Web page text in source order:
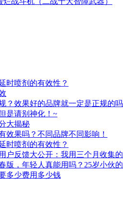
时喷剂的有效性？
？效果好的品牌就一定是正规的吗
是请别神化！~
大揭秘
效果吗？不同品牌不同影响！
时喷剂的有效性？
户反馈大公开：我用三个月收集
版，年轻人真能用吗？25岁小伙
多少费用多少钱